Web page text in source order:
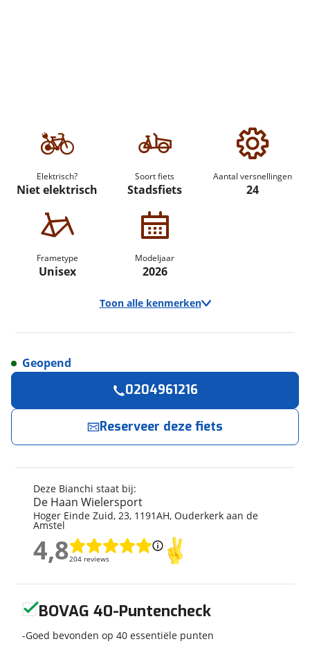
Elektrisch?
Niet elektrisch
Soort fiets
Stadsfiets
Aantal versnellingen
24
Frametype
Unisex
Modeljaar
2026
Toon alle kenmerken
SPRINT DISC
Modeljaar
2026
Framehoogte
Nieuw of occasion
Nieuw
Techniek
Transmissie
Derailleur
Deze Bianchi staat bij:
De Haan Wielersport
Hoger Einde Zuid, 23, 1191AH, Ouderkerk aan de
Amstel
4,8204 reviews
4,8
Geopend
0204961216
Reserveer deze fiets
Reserveernu!
De Haan Wielersport neemt snel contact met je
Naam
E-mailadres
Telefoonnummer (optioneel)
BOVAG 40-Puntencheck
Goed bevonden op 40 essentiële punten